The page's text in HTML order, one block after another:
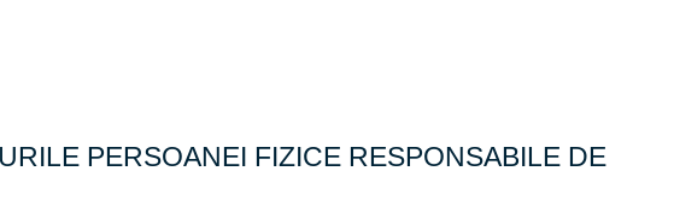
PERSOANEI FIZICE RESPONSABILE DE